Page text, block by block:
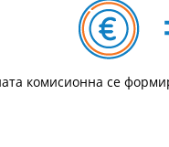
комисионна се